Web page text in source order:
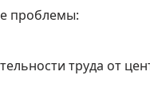
проблемы:
труда от